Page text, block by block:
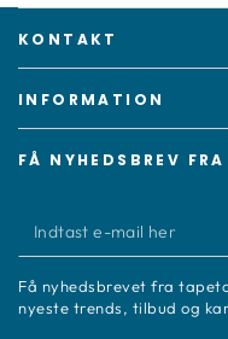
KONTAKT
INFORMATION
FÅ NYHEDSBREV
Indtast
e-
mail
Få nyhedsbrevet fra
nyeste trends, tilbud og